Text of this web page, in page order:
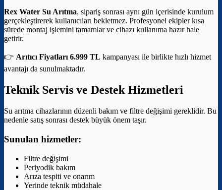
Rex Water Su Arıtma, sipariş sonrası aynı gün içerisinde kurulum
gerçekleştirerek kullanıcıları bekletmez. Profesyonel ekipler kısa
sürede montaj işlemini tamamlar ve cihazı kullanıma hazır hale
getirir.
👉 Arıtıcı Fiyatları 6.999 TL kampanyası ile birlikte hızlı hizmet
avantajı da sunulmaktadır.
Teknik Servis ve Destek Hizmetleri
Su arıtma cihazlarının düzenli bakım ve filtre değişimi gereklidir. Bu
nedenle satış sonrası destek büyük önem taşır.
Sunulan hizmetler:
Filtre değişimi
Periyodik bakım
Arıza tespiti ve onarım
Yerinde teknik müdahale